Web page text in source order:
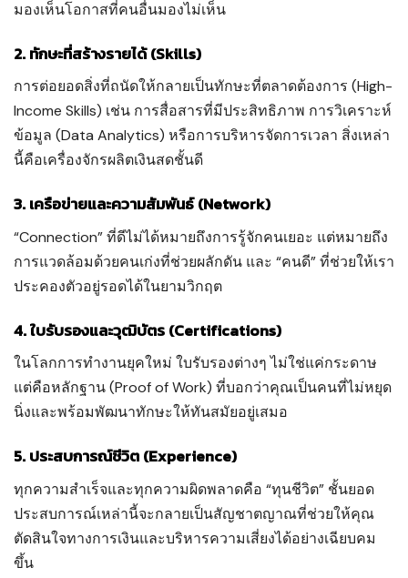
มองเห็นโอกาสที่คนอื่นมองไม่เห็น
2. ทักษะที่สร้างรายได้ (Skills)
การต่อยอดสิ่งที่ถนัดให้กลายเป็นทักษะที่ตลาดต้องการ (High-
Income Skills) เช่น การสื่อสารที่มีประสิทธิภาพ การวิเคราะห์
ข้อมูล (Data Analytics) หรือการบริหารจัดการเวลา สิ่งเหล่า
นี้คือเครื่องจักรผลิตเงินสดชั้นดี
3. เครือข่ายและความสัมพันธ์ (Network)
“Connection” ที่ดีไม่ได้หมายถึงการรู้จักคนเยอะ แต่หมายถึง
การแวดล้อมด้วยคนเก่งที่ช่วยผลักดัน และ “คนดี” ที่ช่วยให้เรา
ประคองตัวอยู่รอดได้ในยามวิกฤต
4. ใบรับรองและวุฒิบัตร (Certifications)
ในโลกการทำงานยุคใหม่ ใบรับรองต่างๆ ไม่ใช่แค่กระดาษ
แต่คือหลักฐาน (Proof of Work) ที่บอกว่าคุณเป็นคนที่ไม่หยุด
นิ่งและพร้อมพัฒนาทักษะให้ทันสมัยอยู่เสมอ
5. ประสบการณ์ชีวิต (Experience)
ทุกความสำเร็จและทุกความผิดพลาดคือ “ทุนชีวิต” ชั้นยอด
ประสบการณ์เหล่านี้จะกลายเป็นสัญชาตญาณที่ช่วยให้คุณ
ตัดสินใจทางการเงินและบริหารความเสี่ยงได้อย่างเฉียบคม
ขึ้น